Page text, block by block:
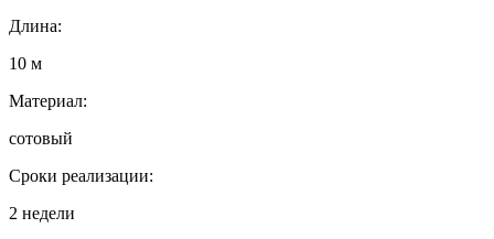
Длина:
10 м
Материал:
сотовый
Сроки реализации:
2 недели